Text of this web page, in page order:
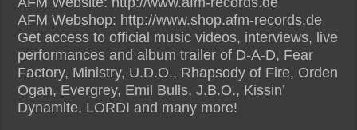
AFM Webshop: http://www.shop.afm-records.de
Get access to official music videos, interviews, live
performances and album trailer of D-A-D, Fear
Factory, Ministry, U.D.O., Rhapsody of Fire, Orden
Ogan, Evergrey, Emil Bulls, J.B.O., Kissin’
Dynamite, LORDI and many more!